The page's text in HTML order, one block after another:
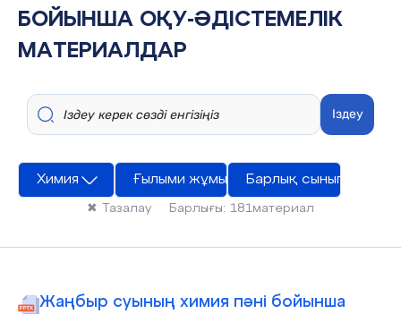
БОЙЫНША ОҚУ-ӘДІСТЕМЕЛІК
МАТЕРИАЛДАР
Іздеу
Химия Ғылыми жұмыстарБарлық сыныптар
✖ Тазалау Барлығы: 181материал
Жаңбыр суының химия пәні бойынша